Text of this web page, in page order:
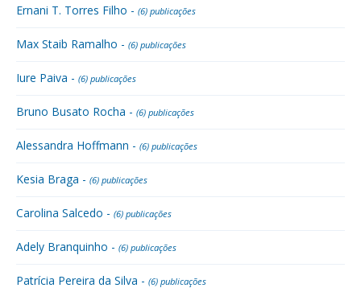
Ernani T. Torres Filho - (6) publicações
Max Staib Ramalho - (6) publicações
Iure Paiva - (6) publicações
Bruno Busato Rocha - (6) publicações
Alessandra Hoffmann - (6) publicações
Kesia Braga - (6) publicações
Carolina Salcedo - (6) publicações
Adely Branquinho - (6) publicações
Patrícia Pereira da Silva - (6) publicações